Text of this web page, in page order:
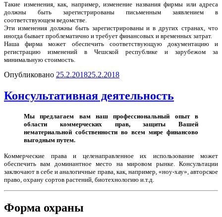
Такие изменения, как, например, изменение названия фирмы или адреса
должны быть зарегистрированы письменным заявлением в
соответствующем ведомстве.
Эти изменения должны быть зарегистрированы и в других странах, что
иногда бывает проблематично и требует финансовых и временных затрат.
Наша фирма может обеспечить соответствующую документацию и
регистрацию изменений в Чешской республике и зарубежом за
минимальную стоимость.
Опубликовано 25.2.201825.2.2018
Консультативная деятельность
Мы предлагаем вам наш профессиональный опыт в
области коммерческих прав, защиты Вашей
нематериальной собственности во всем мире финансово
выгодным путем.
Коммерческие права и целенаправленное их использование может
обеспечить вам доминантное место на мировом рынке. Консультации
заключают в себе и аналогичные права, как, например, «ноу-хау», авторское
право, охрану сортов растений, биотехнологию и.т.д.
Форма охраны